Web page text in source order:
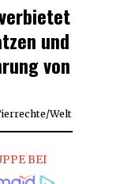
verbietet
und
von
/Welt
BEI